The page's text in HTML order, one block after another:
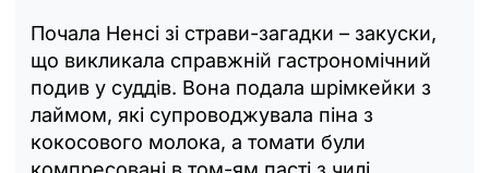
Почала Ненсі зі страви-загадки – закуски,
що викликала справжній гастрономічний
подив у суддів. Вона подала шрімкейки з
лаймом, які супроводжувала піна з
кокосового молока, а томати були